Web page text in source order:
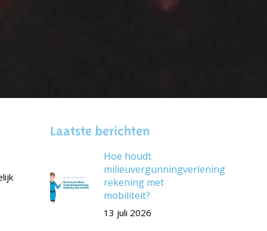
Laatste berichten
Hoe houdt
milieuvergunningverlening
rekening met
mobiliteit?
13 juli 2026